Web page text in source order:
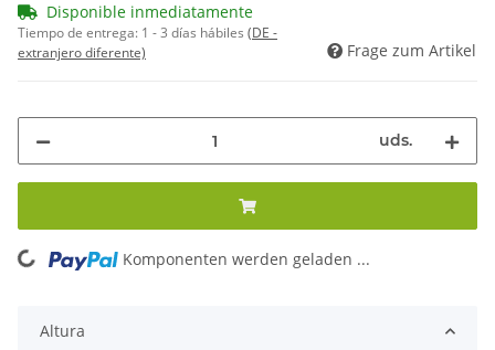
Disponible inmediatamente
Tiempo de entrega: 1 - 3 días hábiles (DE -
extranjero diferente)
Frage zum Artikel
uds.
Loading... Komponenten werden geladen ...
Altura